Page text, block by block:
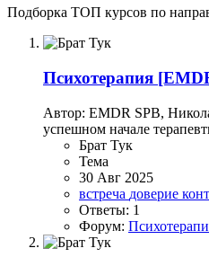
Подборка ТОП курсов по
Психотерапия
Автор: EMDR SPB,
успешном начале
Брат Тук
Тема
30 Авг 2025
встреча доверие
Ответы: 1
Форум: